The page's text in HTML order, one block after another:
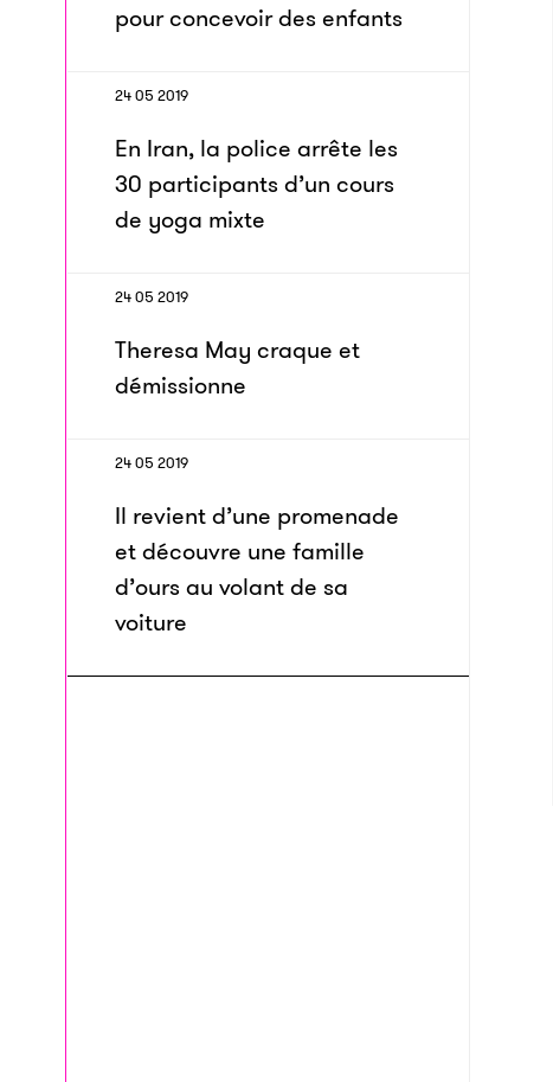
pour concevoir des enfants
24 05 2019
En Iran, la police arrête les
30 participants d’un cours
de yoga mixte
24 05 2019
Theresa May craque et
démissionne
24 05 2019
Il revient d’une promenade
et découvre une famille
d’ours au volant de sa
voiture